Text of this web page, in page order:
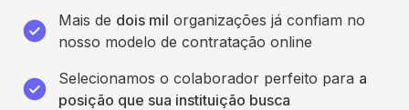
Mais de dois mil organizações já confiam no
nosso modelo de contratação online
Selecionamos o colaborador perfeito para a
posição que sua instituição busca